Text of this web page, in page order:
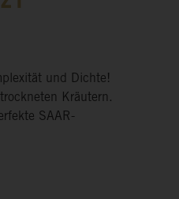
und Dichte!
Kräutern.
SAAR-